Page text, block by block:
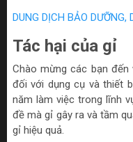
DUNG DỊCH BẢO DƯỠNG,
Tác hại của gỉ
Chào mừng các bạn
đối với dụng cụ và thiết
năm làm việc trong lĩnh
đề mà gỉ gây ra và tầm
gỉ hiệu quả.